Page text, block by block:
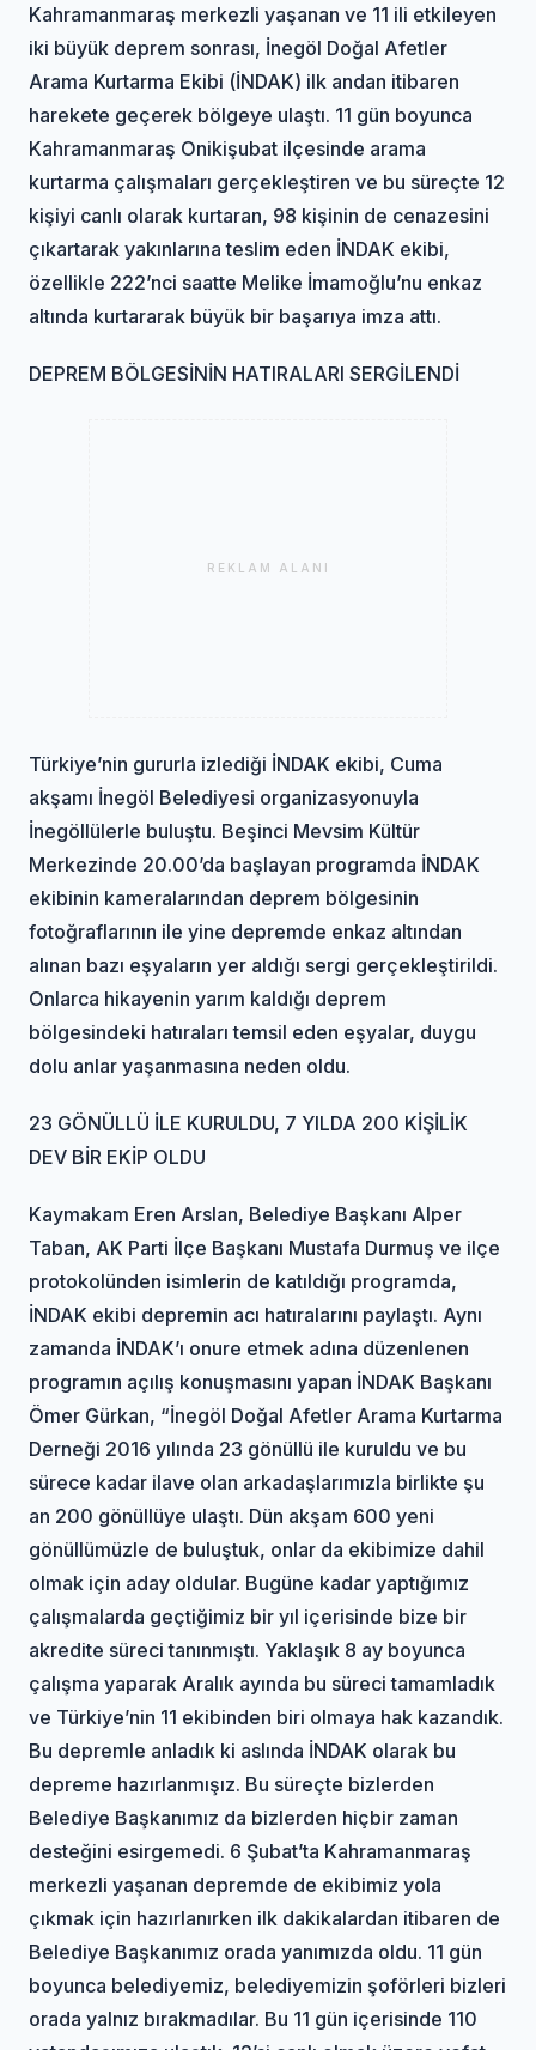
Kahramanmaraş merkezli yaşanan ve 11 ili etkileyen
iki büyük deprem sonrası, İnegöl Doğal Afetler
Arama Kurtarma Ekibi (İNDAK) ilk andan itibaren
harekete geçerek bölgeye ulaştı. 11 gün boyunca
Kahramanmaraş Onikişubat ilçesinde arama
kurtarma çalışmaları gerçekleştiren ve bu süreçte 12
kişiyi canlı olarak kurtaran, 98 kişinin de cenazesini
çıkartarak yakınlarına teslim eden İNDAK ekibi,
özellikle 222’nci saatte Melike İmamoğlu’nu enkaz
altında kurtararak büyük bir başarıya imza attı.
DEPREM BÖLGESİNİN HATIRALARI SERGİLENDİ
REKLAM ALANI
Türkiye’nin gururla izlediği İNDAK ekibi, Cuma
akşamı İnegöl Belediyesi organizasyonuyla
İnegöllülerle buluştu. Beşinci Mevsim Kültür
Merkezinde 20.00’da başlayan programda İNDAK
ekibinin kameralarından deprem bölgesinin
fotoğraflarının ile yine depremde enkaz altından
alınan bazı eşyaların yer aldığı sergi gerçekleştirildi.
Onlarca hikayenin yarım kaldığı deprem
bölgesindeki hatıraları temsil eden eşyalar, duygu
dolu anlar yaşanmasına neden oldu.
23 GÖNÜLLÜ İLE KURULDU, 7 YILDA 200 KİŞİLİK
DEV BİR EKİP OLDU
Kaymakam Eren Arslan, Belediye Başkanı Alper
Taban, AK Parti İlçe Başkanı Mustafa Durmuş ve ilçe
protokolünden isimlerin de katıldığı programda,
İNDAK ekibi depremin acı hatıralarını paylaştı. Aynı
zamanda İNDAK’ı onure etmek adına düzenlenen
programın açılış konuşmasını yapan İNDAK Başkanı
Ömer Gürkan, “İnegöl Doğal Afetler Arama Kurtarma
Derneği 2016 yılında 23 gönüllü ile kuruldu ve bu
sürece kadar ilave olan arkadaşlarımızla birlikte şu
an 200 gönüllüye ulaştı. Dün akşam 600 yeni
gönüllümüzle de buluştuk, onlar da ekibimize dahil
olmak için aday oldular. Bugüne kadar yaptığımız
çalışmalarda geçtiğimiz bir yıl içerisinde bize bir
akredite süreci tanınmıştı. Yaklaşık 8 ay boyunca
çalışma yaparak Aralık ayında bu süreci tamamladık
ve Türkiye’nin 11 ekibinden biri olmaya hak kazandık.
Bu depremle anladık ki aslında İNDAK olarak bu
depreme hazırlanmışız. Bu süreçte bizlerden
Belediye Başkanımız da bizlerden hiçbir zaman
desteğini esirgemedi. 6 Şubat’ta Kahramanmaraş
merkezli yaşanan depremde de ekibimiz yola
çıkmak için hazırlanırken ilk dakikalardan itibaren de
Belediye Başkanımız orada yanımızda oldu. 11 gün
boyunca belediyemiz, belediyemizin şoförleri bizleri
orada yalnız bırakmadılar. Bu 11 gün içerisinde 110